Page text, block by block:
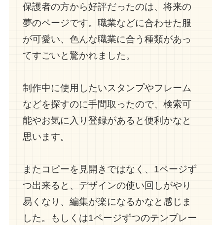
保護者の方から好評だったのは、将来の
夢のページです。職業などに合わせた服
が可愛い、色んな職業に合う種類があっ
てすごいと驚かれました。
制作中に使用したいスタンプやフレーム
などを探すのに手間取ったので、検索可
能やお気に入り登録があると便利かなと
思います。
またコピーを見開きではなく、1ページず
つ出来ると、デザインの使い回しがやり
易くなり、編集が楽になるかなと感じま
した。もしくは1ページずつのテンプレー